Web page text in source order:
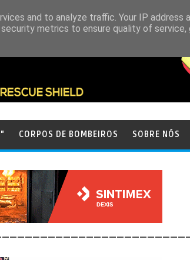
CORPOS DE BOMBEIROS SOBRE NÓS
and to analyze traffic. Your IP address
metrics to ensure quality of service,